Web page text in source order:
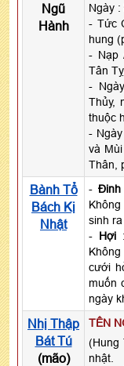
Ngũ
Hành
Ngày :
- Tức
hung
- Nạp
Tân
-
Thủy,
thuộc
-
và
Thân,
Bành Tổ
Bách Kị
Nhật
-Đinh
sinh
- Hợi
cưới
muốn
ngày
Nhị Thập
Bát Tú
(mão)
TÊN
(Hung
nhật.